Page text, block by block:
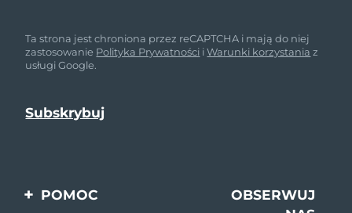
Ta strona jest chroniona przez reCAPTCHA i mają do niej
zastosowanie Polityka Prywatności iWarunki korzystania z
usługi Google.
POMOC
OBSERWUJ